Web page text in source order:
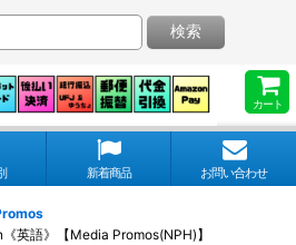
カート
検索
新着商品 お問い合わせ
英語》【Media Promos(NPH)】